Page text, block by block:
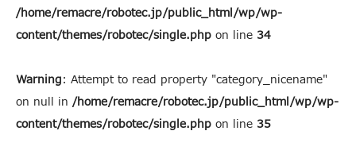
/home/remacre/robotec.jp/public_html/wp/wp-
content/themes/robotec/single.php on line 34
Warning: Attempt to read property "category_nicename"
on null in /home/remacre/robotec.jp/public_html/wp/wp-
content/themes/robotec/single.php on line 35